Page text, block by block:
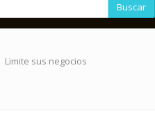
Buscar
Limite sus negocios